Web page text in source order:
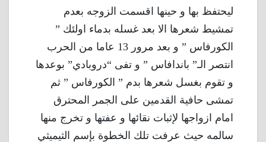
ليحتفظ بها و حينها اقسمت الزوجه بعدم
تمشيط شعرها الا بعد غسله بدماء اولئك ”
الكورفاس ” و بعد مرور 13 عاما من الحرب
انتصر الـ” باندافاس ” و تفى “دروبادي” بوعدها
و تقوم بغسل شعرها بدم ” الكورفاس ” ثم
تمشى حافية القدمين على الجمر المحترق
امام ازواجها لإثبات نقائها و عفتها و تخرج منها
سالمه حيث عرفت تلك الخطوة بإسم الثيميثي